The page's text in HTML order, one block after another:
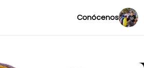
Conócenos